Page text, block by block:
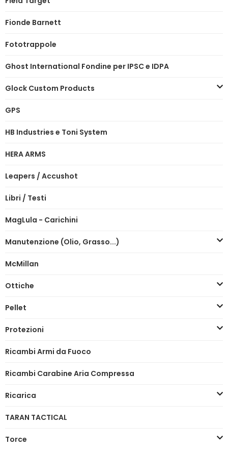
Fionde Barnett
Fototrappole
Ghost International Fondine per IPSC e IDPA
Glock Custom Products
GPS
HB Industries e Toni System
HERA ARMS
Leapers / Accushot
Libri / Testi
MagLula - Carichini
Manutenzione (Olio, Grasso...)
McMillan
Ottiche
Pellet
Protezioni
Ricambi Armi da Fuoco
Ricambi Carabine Aria Compressa
Ricarica
TARAN TACTICAL
Torce